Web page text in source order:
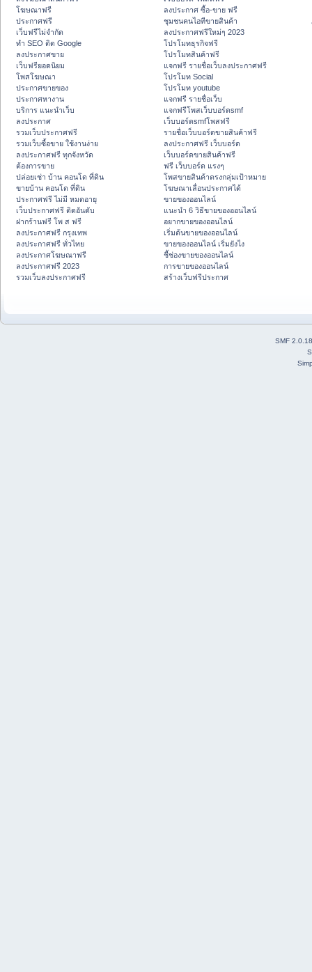
โฆษณาฟรี
ประกาศฟรี
เว็บฟรีไม่จำกัด
ทำ SEO ติด Google
ลงประกาศขาย
เว็บฟรียอดนิยม
โพสโฆษณา
ประกาศขายของ
ประกาศหางาน
บริการ แนะนำเว็บ
ลงประกาศ
รวมเว็บประกาศฟรี
รวมเว็บซื้อขาย ใช้งานง่าย
ลงประกาศฟรี ทุกจังหวัด
ต้องการขาย
ปล่อยเช่า บ้าน คอนโด ที่ดิน
ขายบ้าน คอนโด ที่ดิน
ประกาศฟรี ไม่มี หมดอายุ
เว็บประกาศฟรี ติดอันดับ
ฝากร้านฟรี โพ ส ฟรี
ลงประกาศฟรี กรุงเทพ
ลงประกาศฟรี ทั่วไทย
ลงประกาศโฆษณาฟรี
ลงประกาศฟรี 2023
รวมเว็บลงประกาศฟรี
ลงประกาศ ซื้อ-ขาย ฟรี
ชุมชนคนไอทีขายสินค้า
ลงประกาศฟรีใหม่ๆ 2023
โปรโมทธุรกิจฟรี
โปรโมทสินค้าฟรี
แจกฟรี รายชื่อเว็บลงประกาศฟรี
โปรโมท Social
โปรโมท youtube
แจกฟรี รายชื่อเว็บ
แจกฟรีโพสเว็บบอร์ดsmf
เว็บบอร์ดsmfโพสฟรี
รายชื่อเว็บบอร์ดขายสินค้าฟรี
ลงประกาศฟรี เว็บบอร์ด
เว็บบอร์ดขายสินค้าฟรี
ฟรี เว็บบอร์ด แรงๆ
โพสขายสินค้าตรงกลุ่มเป้าหมาย
โฆษณาเลื่อนประกาศได้
ขายของออนไลน์
แนะนำ 6 วิธีขายของออนไลน์
อยากขายของออนไลน์
เริ่มต้นขายของออนไลน์
ขายของออนไลน์ เริ่มยังไง
ชี้ช่องขายของออนไลน์
การขายของออนไลน์
สร้างเว็บฟรีประกาศ
SMF 2.0.18